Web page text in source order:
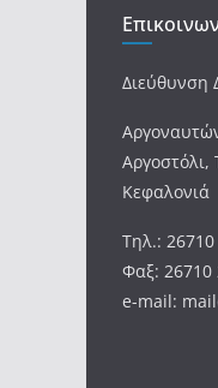
Διεύθυνση
Αργοστόλι,
Κεφαλονιά
Τηλ.:
Φαξ: 26710
e-mail: